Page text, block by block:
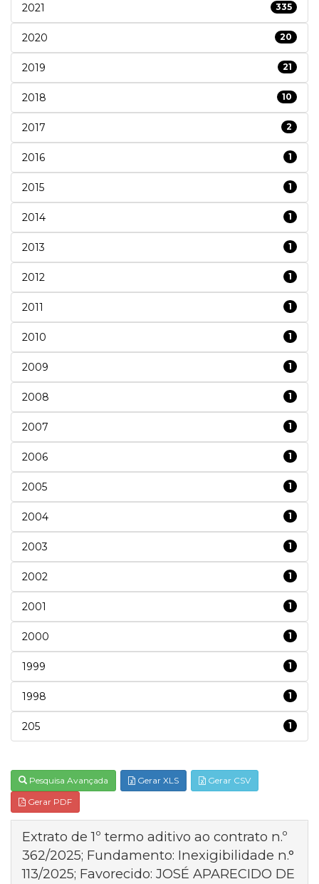
2021 335
2020 20
2019 21
2018 10
2017 2
2016 1
2015 1
2014 1
2013 1
2012 1
2011 1
2010 1
2009 1
2008 1
2007 1
2006 1
2005 1
2004 1
2003 1
2002 1
2001 1
2000 1
1999 1
1998 1
205 1
Pesquisa Avançada Gerar XLS
Gerar CSV
Gerar PDF
Extrato de 1º termo aditivo ao contrato n.º
362/2025; Fundamento: Inexigibilidade n.°
113/2025; Favorecido: JOSÉ APARECIDO DE